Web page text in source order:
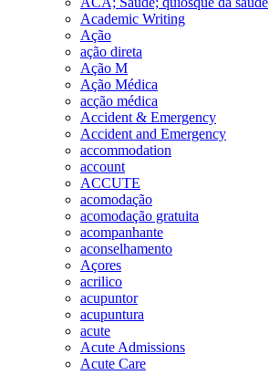
Academic Writing
Ação
ação direta
Ação M
Ação Médica
acção médica
Accident & Emergency
Accident and Emergency
accommodation
account
ACCUTE
acomodação
acomodação gratuita
acompanhante
aconselhamento
Açores
acrilico
acupuntor
acupuntura
acute
Acute Admissions
Acute Care